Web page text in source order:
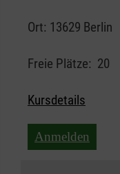
Ort: 13629 Berlin
Freie Plätze: 20
Kursdetails
Anmelden